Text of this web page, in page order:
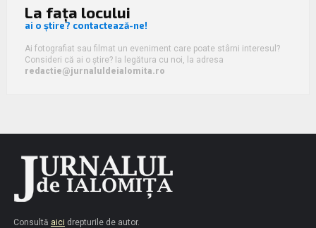
La fața locului
ai o știre? contactează-ne!
Ai fotografiat sau filmat un eveniment care poate stârni interesul?
Consideri că ai o știre? Ia legătura cu noi, la adresa
redactie@jurnaluldeialomita.ro
Consultă aici drepturile de autor.